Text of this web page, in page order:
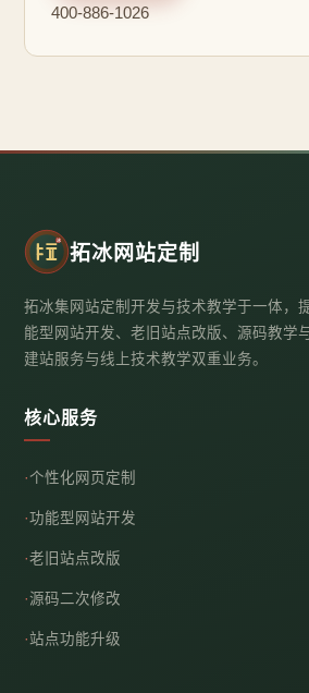
400-886-1026
拓冰网站定制
拓冰集网站定制开发与技术教学于一体，
能型网站开发、老旧站点改版、源码教学
建站服务与线上技术教学双重业务。
核心服务
个性化网页定制
功能型网站开发
老旧站点改版
源码二次修改
站点功能升级